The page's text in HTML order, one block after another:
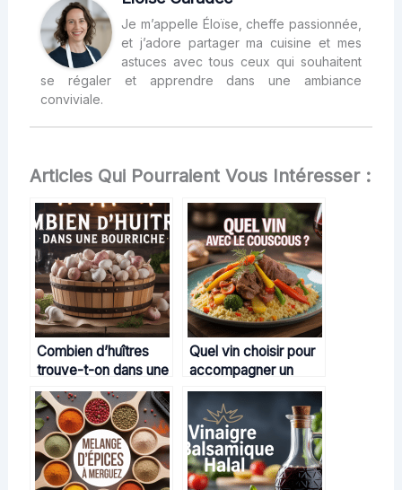
Je m’appelle Éloïse, cheffe passionnée,
et j’adore partager ma cuisine et mes
astuces avec tous ceux qui souhaitent
se régaler et apprendre dans une ambiance
conviviale.
Articles Qui Pourraient Vous Intéresser :
Combien d’huîtres
trouve-t-on dans une
bourriche selon les
usages et les calibres
Quel vin choisir pour
accompagner un
couscous : conseils
précis pour réussir
l’accord